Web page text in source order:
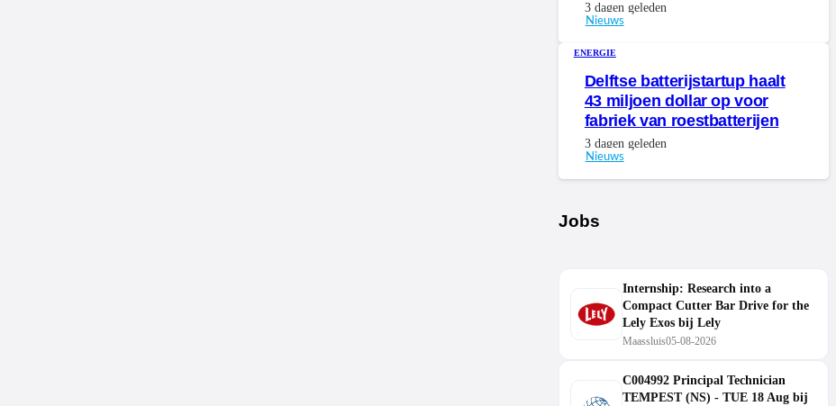
3 dagen geleden
Nieuws
ENERGIE
Delftse batterijstartup haalt
43 miljoen dollar op voor
fabriek van roestbatterijen
3 dagen geleden
Nieuws
Jobs
Internship: Research into a
Compact Cutter Bar Drive for the
Lely Exos bij Lely
Maassluis05-08-2026
C004992 Principal Technician
TEMPEST (NS) - TUE 18 Aug bij